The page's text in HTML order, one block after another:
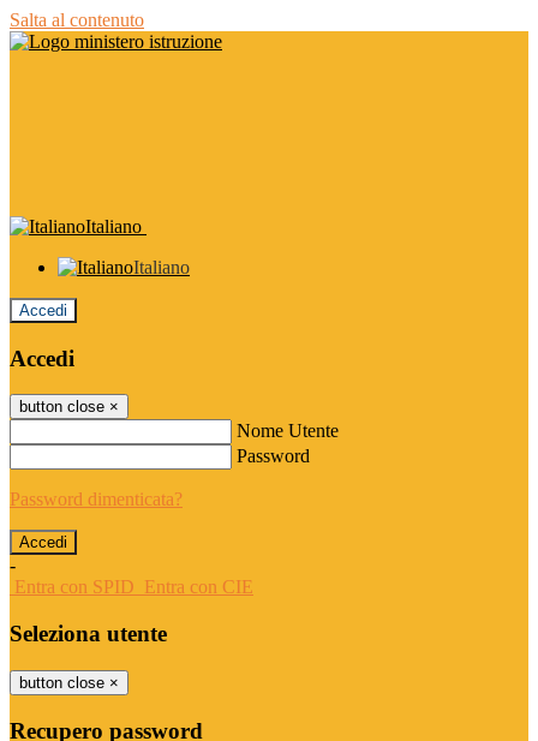
Salta al contenuto
Italiano
Italiano
Accedi
Accedi
button close ×
Nome Utente
Password
Password dimenticata?
-
Entra con SPID Entra con CIE
Seleziona utente
button close ×
Recupero password